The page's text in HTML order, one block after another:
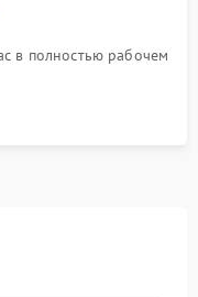
в полностью рабочем